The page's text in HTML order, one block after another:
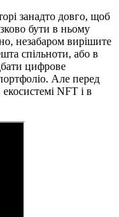
занадто довго, щоб
бути в ньому
незабаром вирішите
спільноти, або в
цифрове
Але перед
NFT і в